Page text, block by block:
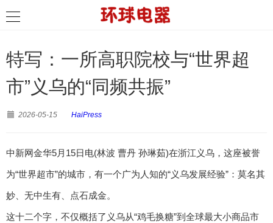
特写：一所高职院校与“世界超
市”义乌的“同频共振”
2026-05-15 HaiPress
中新网金华5月15日电(林波 曹丹 孙琳茹)在浙江义乌，这座被誉
为“世界超市”的城市，有一个广为人知的“义乌发展经验”：莫名其
妙、无中生有、点石成金。
这十二个字，不仅概括了义乌从“鸡毛换糖”到全球最大小商品市